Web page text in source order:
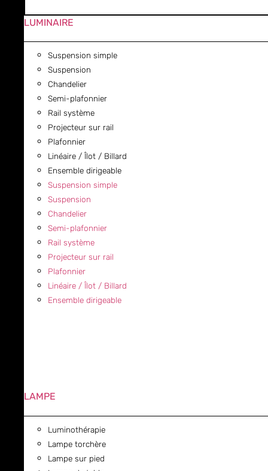
LUMINAIRE
Suspension simple
Suspension
Chandelier
Semi-plafonnier
Rail système
Projecteur sur rail
Plafonnier
Linéaire / Îlot / Billard
Ensemble dirigeable
Suspension simple
Suspension
Chandelier
Semi-plafonnier
Rail système
Projecteur sur rail
Plafonnier
Linéaire / Îlot / Billard
Ensemble dirigeable
LAMPE
Luminothérapie
Lampe torchère
Lampe sur pied